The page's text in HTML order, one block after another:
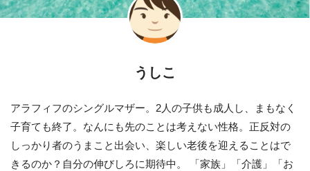
うしこ
アラフィフのシングルマザー。2人の子供も成人し、まもなく
子育ても終了。なんにも先のことは考えない性格。正反対の
しっかり者のうまこと出会い、楽しい老後を迎えることはで
きるのか？自分の伸びしろに期待中。 「家族」「介護」「お